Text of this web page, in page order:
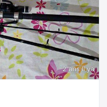
2 ans Il ya